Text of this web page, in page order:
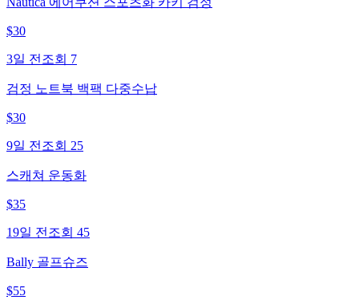
$30
3일 전 조회 7
검정 노트북 백팩 다중수납
$30
9일 전 조회 25
스캐쳐 운동화
$35
19일 전 조회 45
Bally 골프슈즈
$55